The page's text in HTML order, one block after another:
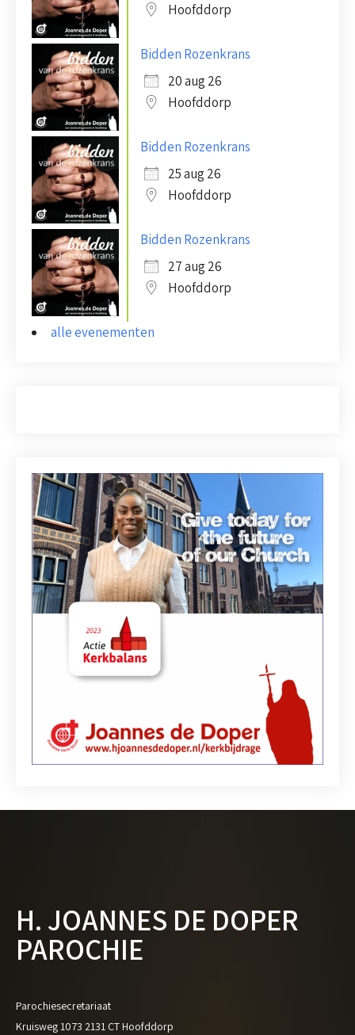
Hoofddorp
Bidden Rozenkrans
20 aug 26
Hoofddorp
Bidden Rozenkrans
25 aug 26
Hoofddorp
Bidden Rozenkrans
27 aug 26
Hoofddorp
alle evenementen
H. JOANNES DE DOPER
PAROCHIE
Parochiesecretariaat
Kruisweg 1073 2131 CT Hoofddorp